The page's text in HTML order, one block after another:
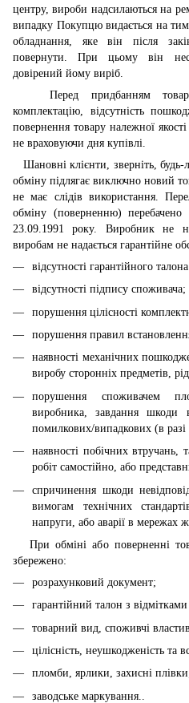
центру, вироби надсилаються на
випадку Покупцю видається на
обладнання, яке він після
повернути. При цьому він
довірений йому виріб.
Перед придбанням товару
комплектацію, відсутність
повернення товару належної
не враховуючи дня купівлі.
Шановні клієнти, зверніть,
обміну підлягає виключно новий
не має слідів використання.
обміну (поверненню)
23.09.1991 року. Виробник не
виробам не надається гарантійне
відсутності гарантійного
відсутності підпису споживача;
порушення цілісності
порушення правил
наявності механічних
виробу сторонніх предметів,
порушення споживачем
виробника, завдання шкоди
помилкових/випадкових (в
наявності побічних втручань,
робіт самостійно, або
спричинення шкоди
вимогам технічних
напруги, або аварії в мережах
При обміні або поверненні
збережено:
розрахунковий документ;
гарантійний талон з
товарний вид, споживчі
цілісність, неушкодженість та
пломби, ярлики, захисні
заводське маркування..